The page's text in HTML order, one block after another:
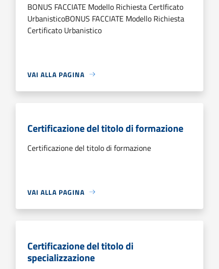
BONUS FACCIATE Modello Richiesta CertIficato
UrbanisticoBONUS FACCIATE Modello Richiesta
Certificato Urbanistico
VAI ALLA PAGINA
Certificazione del titolo di formazione
Certificazione del titolo di formazione
VAI ALLA PAGINA
Certificazione del titolo di
specializzazione